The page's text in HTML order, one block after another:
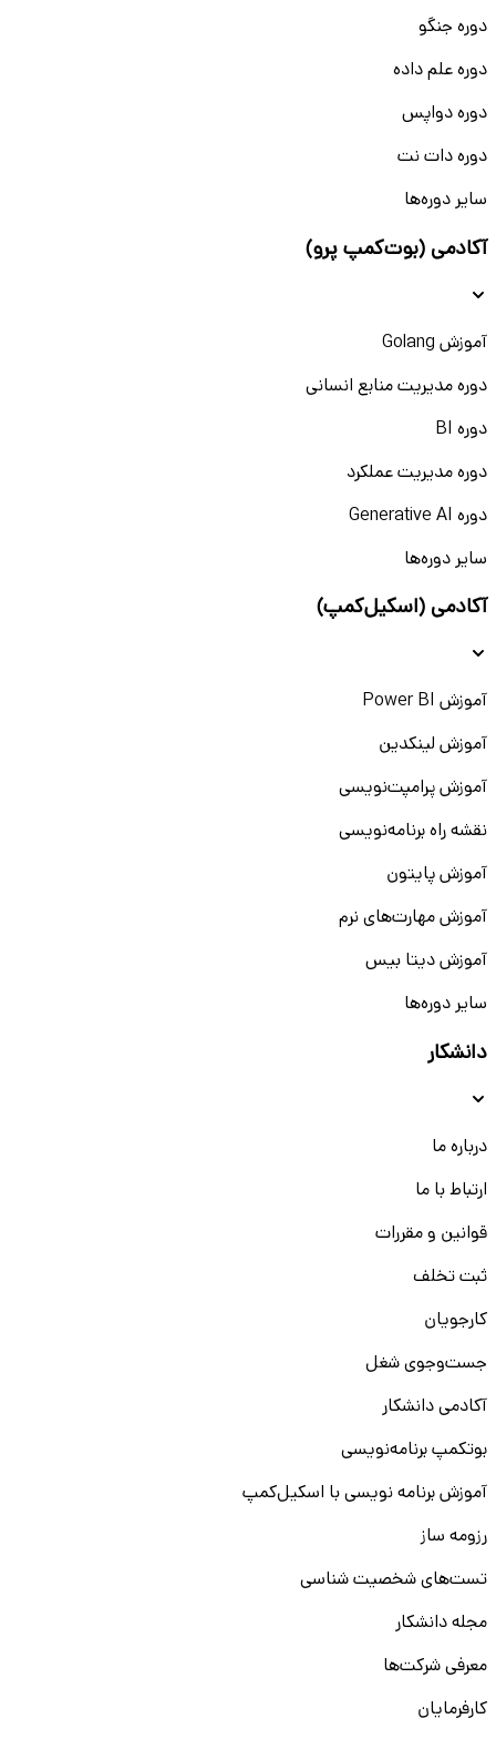
دوره جنگو
دوره علم داده
دوره دواپس
دوره دات نت
سایر دوره‌ها
آکادمی (بوت‌کمپ پرو)
آموزش Golang
دوره مدیریت منابع انسانی
دوره BI
دوره مدیریت عملکرد
دوره Generative AI
سایر دوره‌ها
آکادمی (اسکیل‌کمپ)
آموزش Power BI
آموزش لینکدین
آموزش پرامپت‌نویسی
نقشه راه برنامه‌نویسی
آموزش پایتون
آموزش مهارت‌های نرم
آموزش دیتا بیس
سایر دوره‌ها
دانشکار
درباره ما
ارتباط با ما
قوانین و مقررات
ثبت تخلف
کارجویان
جست‌و‌جوی شغل
آکادمی دانشکار
بوتکمپ برنامه‌نویسی
آموزش برنامه نویسی با اسکیل‌کمپ
رزومه ساز
تست‌های شخصیت شناسی
مجله دانشکار
معرفی شرکت‌ها
کارفرمایان